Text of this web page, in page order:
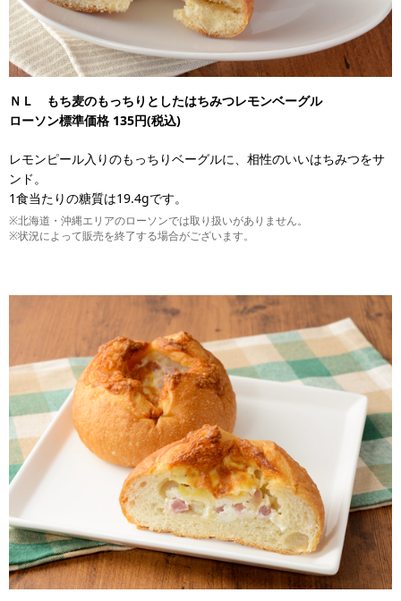
ＮＬ もち麦のもっちりとしたはちみつレモンベーグル
ローソン標準価格 135円(税込)
レモンピール入りのもっちりベーグルに、相性のいいはちみつをサ
ンド。
1食当たりの糖質は19.4gです。
※北海道・沖縄エリアのローソンでは取り扱いがありません。
※状況によって販売を終了する場合がございます。